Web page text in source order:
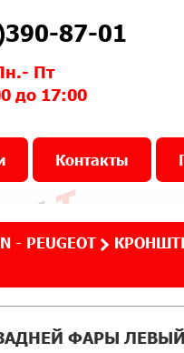
87-01
Пт
до 17:00
Контакты
- PEUGEOT
ФАРЫ ЛЕВЫЙ